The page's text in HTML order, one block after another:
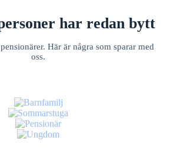
har redan bytt
Här är några som sparar med
oss.